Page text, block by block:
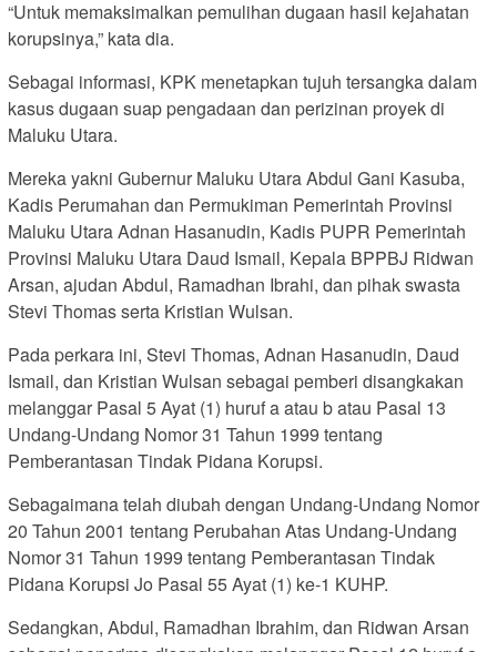
“Untuk memaksimalkan pemulihan dugaan hasil kejahatan
korupsinya,” kata dia.
Sebagai informasi, KPK menetapkan tujuh tersangka dalam
kasus dugaan suap pengadaan dan perizinan proyek di
Maluku Utara.
Mereka yakni Gubernur Maluku Utara Abdul Gani Kasuba,
Kadis Perumahan dan Permukiman Pemerintah Provinsi
Maluku Utara Adnan Hasanudin, Kadis PUPR Pemerintah
Provinsi Maluku Utara Daud Ismail, Kepala BPPBJ Ridwan
Arsan, ajudan Abdul, Ramadhan Ibrahi, dan pihak swasta
Stevi Thomas serta Kristian Wulsan.
Pada perkara ini, Stevi Thomas, Adnan Hasanudin, Daud
Ismail, dan Kristian Wulsan sebagai pemberi disangkakan
melanggar Pasal 5 Ayat (1) huruf a atau b atau Pasal 13
Undang-Undang Nomor 31 Tahun 1999 tentang
Pemberantasan Tindak Pidana Korupsi.
Sebagaimana telah diubah dengan Undang-Undang Nomor
20 Tahun 2001 tentang Perubahan Atas Undang-Undang
Nomor 31 Tahun 1999 tentang Pemberantasan Tindak
Pidana Korupsi Jo Pasal 55 Ayat (1) ke-1 KUHP.
Sedangkan, Abdul, Ramadhan Ibrahim, dan Ridwan Arsan